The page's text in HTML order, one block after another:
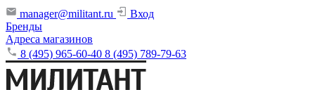
manager@militant.ru
Вход
Бренды
Адреса магазинов
8 (495) 965-60-40 8 (495) 789-79-63